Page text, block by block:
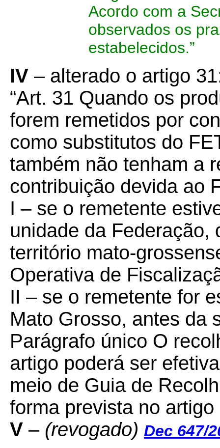
Acordo com a
observados os
estabelecidos.”
IV – alterado o artigo
“Art. 31 Quando os
forem remetidos por
como substitutos do
também não tenham a
contribuição devida ao
I – se o remetente
unidade da Federação,
território mato-
Operativa de
II – se o remetente for
Mato Grosso, antes da
Parágrafo único O
artigo poderá ser
meio de Guia de
forma prevista no artigo
V – (revogado) Dec 647/